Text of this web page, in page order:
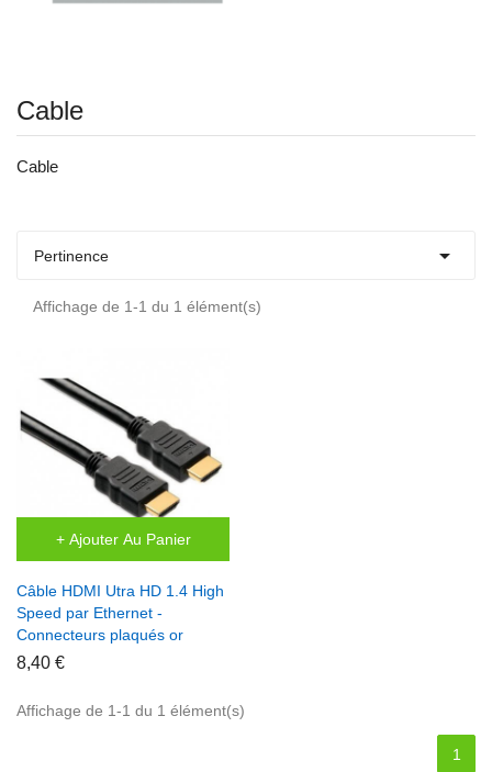
Cable
Cable
Pertinence 
Affichage de 1-1 du 1 élément(s)
+ Ajouter Au Panier
Câble HDMI Utra HD 1.4 High
Speed par Ethernet -
Connecteurs plaqués or
8,40 €
Affichage de 1-1 du 1 élément(s)
1